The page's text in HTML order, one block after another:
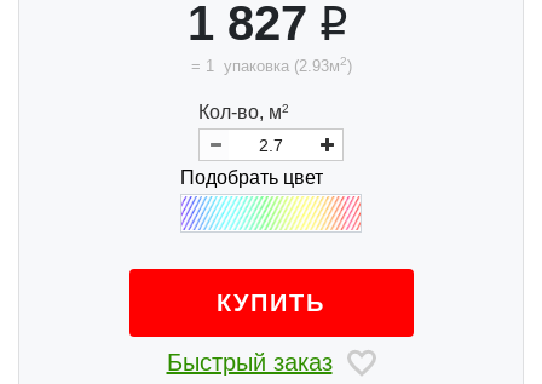
1 827
= 1 упаковка(2.93м2)
Кол-во, м2
Подобрать цвет
КУПИТЬ
Быстрый заказ